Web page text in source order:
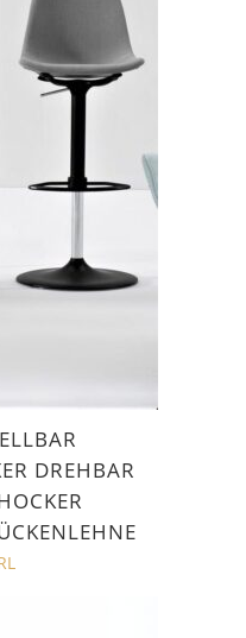
DREHBAR